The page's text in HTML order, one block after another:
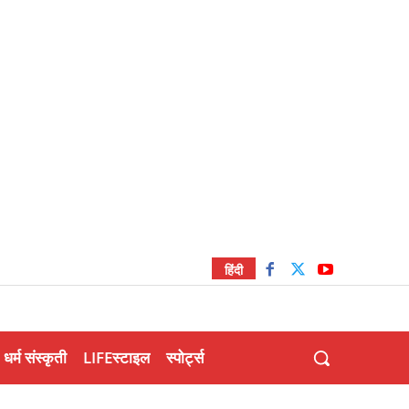
हिंदी
धर्म संस्कृती LIFEस्टाइल स्पोर्ट्स